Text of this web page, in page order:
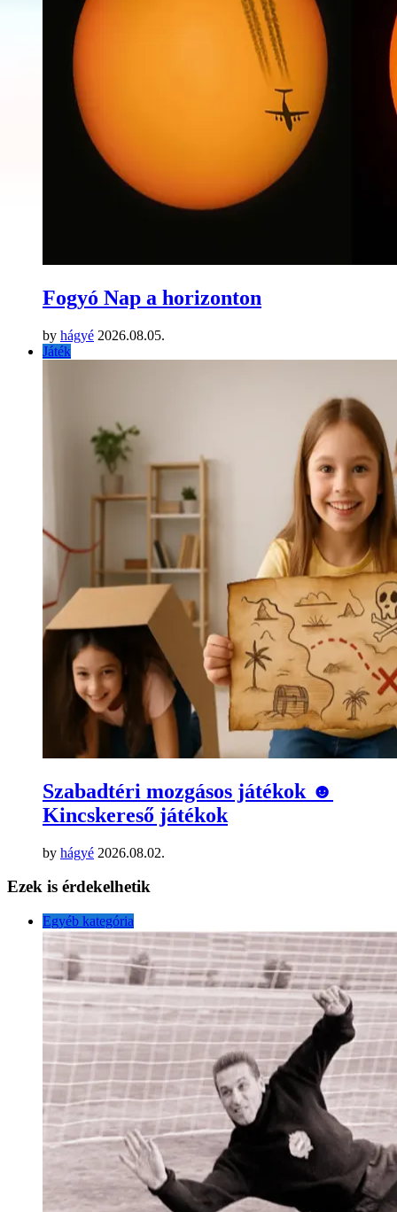
Fogyó Nap a horizonton
by hágyé 2026.08.05.
Játék
Szabadtéri mozgásos játékok ☻
Kincskereső játékok
by hágyé 2026.08.02.
Ezek is érdekelhetik
Egyéb kategória